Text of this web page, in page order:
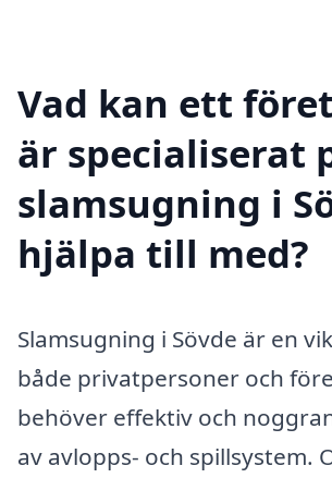
Vad kan ett
är specialiserat
slamsugning i
hjälpa till med?
Slamsugning i Sövde är en
både privatpersoner och
behöver effektiv och
av avlopps- och spillsystem.